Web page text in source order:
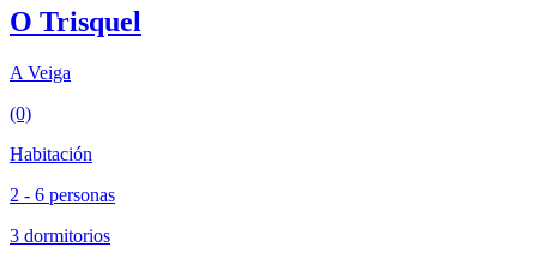
O Trisquel
A Veiga
(0)
Habitación
2 - 6 personas
3 dormitorios